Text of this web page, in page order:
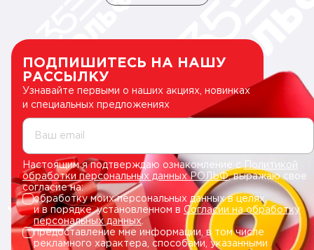
ПОДПИШИТЕСЬ НА НАШУ
РАССЫЛКУ
Узнавайте первыми о наших акциях, новинках
и специальных предложениях
Ваш email
Настоящим я подтверждаю ознакомление сПолитикой
обработки персональных данных РОЛЬФ, выражаю свое
согласие на:
обработку моих персональных данных в целях
и в порядке, установленном в Согласии на обработку
персональных данных
предоставление мне информации, в том числе
рекламного характера, способами, указанными